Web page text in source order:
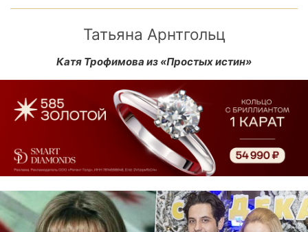
Татьяна Арнтгольц
Катя Трофимова из «Простых истин»